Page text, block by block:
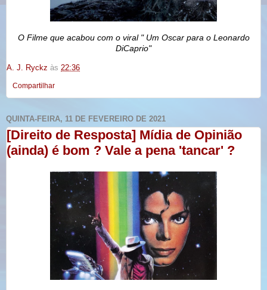
O Filme que acabou com o viral " Um Oscar para o Leonardo
DiCaprio"
A. J. Ryckz às 22:36
Compartilhar
QUINTA-FEIRA, 11 DE FEVEREIRO DE 2021
[Direito de Resposta] Mídia de Opinião
(ainda) é bom ? Vale a pena 'tancar' ?